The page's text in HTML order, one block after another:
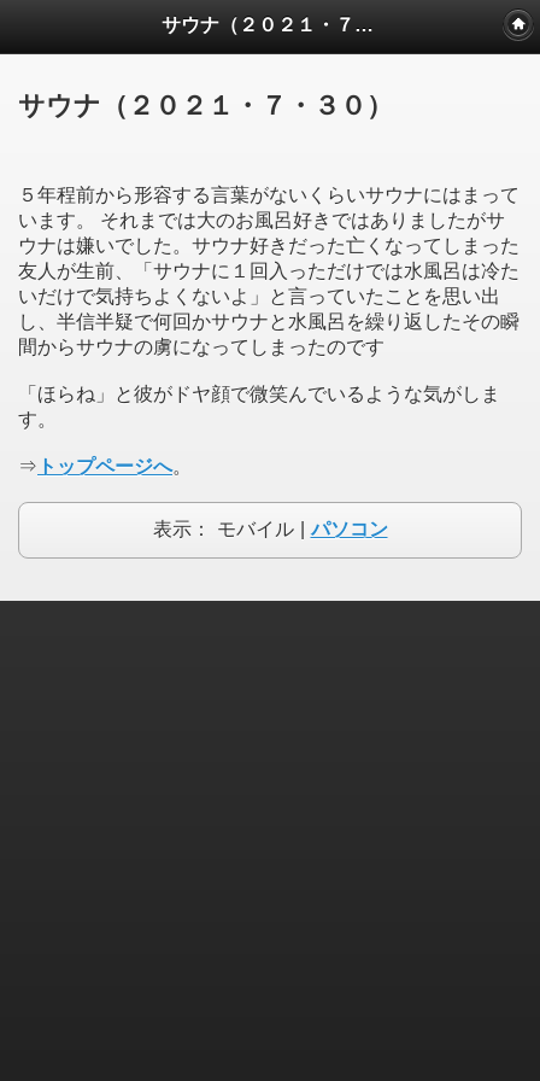
サウナ（２０２１・７・３０）
サウナ（２０２１・７・３０）
５年程前から形容する言葉がないくらいサウナにはまって
います。 それまでは大のお風呂好きではありましたがサ
ウナは嫌いでした。サウナ好きだった亡くなってしまった
友人が生前、「サウナに１回入っただけでは水風呂は冷た
いだけで気持ちよくないよ」と言っていたことを思い出
し、半信半疑で何回かサウナと水風呂を繰り返したその瞬
間からサウナの虜になってしまったのです
「ほらね」と彼がドヤ顔で微笑んでいるような気がしま
す。
⇒ トップページへ。
表示： モバイル パソコン